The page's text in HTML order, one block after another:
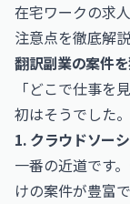
在宅ワークの求
注意点を徹底解説
翻訳副業の案件
「どこで仕事を
初はそうでした
1. クラウドソー
一番の近道です
けの案件が豊富